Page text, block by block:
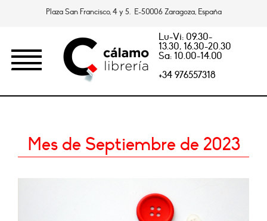
Plaza San Francisco, 4 y 5. E-50006 Zaragoza, España
Lu-Vi: 09.30-
13.30, 16.30-20.30
Sa: 10.00-14.00
+34 976557318
Mes de Septiembre de 2023